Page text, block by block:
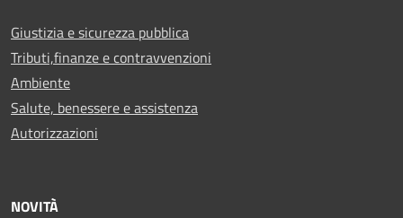
Giustizia e sicurezza pubblica
Tributi,finanze e contravvenzioni
Ambiente
Salute, benessere e assistenza
Autorizzazioni
NOVITÀ